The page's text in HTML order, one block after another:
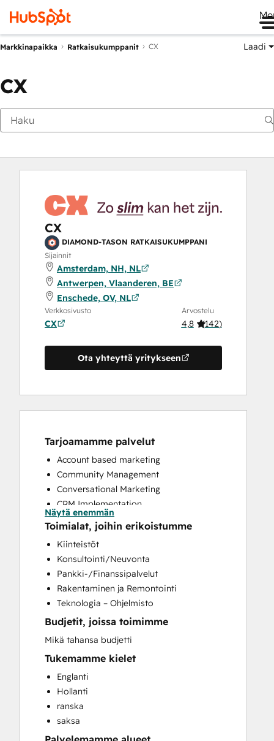
Markkinapaikka Ratkaisukumppanit CX Laadi
CX
CX
DIAMOND-TASON RATKAISUKUMPPANI
Sijainnit
Amsterdam, NH, NL
Antwerpen, Vlaanderen, BE
Enschede, OV, NL
Verkkosivusto
CX
Arvostelu
4,8 (142)
Ota yhteyttä yritykseen
Tarjoamamme palvelut
Account based marketing
Community Management
Conversational Marketing
CRM Implementation
CRM Migration
Custom API Integrations
Customer Marketing
Customer Success Training
Customer Support Training
Customer Survey and Analysis
Email Marketing
Full Inbound Marketing Services
Help Desk Implementation
Paid Advertising
Programmable Automation
Sales and Marketing Alignment
Sales Coaching and Training
Sales Enablement
Näytä enemmän
Toimialat, joihin erikoistumme
Kiinteistöt
Konsultointi/Neuvonta
Pankki-/Finanssipalvelut
Rakentaminen ja Remontointi
Teknologia – Ohjelmisto
Budjetit, joissa toimimme
Mikä tahansa budjetti
Tukemamme kielet
Englanti
Hollanti
ranska
saksa